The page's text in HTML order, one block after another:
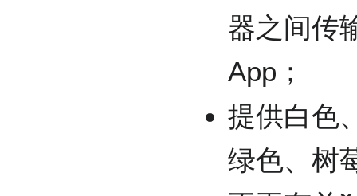
器之间传
App；
提供白色
绿色、树